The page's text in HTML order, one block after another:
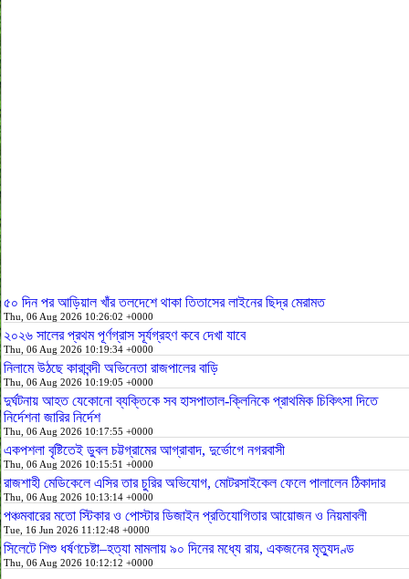
৫০ দিন পর আড়িয়াল খাঁর তলদেশে থাকা তিতাসের লাইনের ছিদ্র মেরামত
Thu, 06 Aug 2026 10:26:02 +0000
২০২৬ সালের প্রথম পূর্ণগ্রাস সূর্যগ্রহণ কবে দেখা যাবে
Thu, 06 Aug 2026 10:19:34 +0000
নিলামে উঠছে কারাবন্দী অভিনেতা রাজপালের বাড়ি
Thu, 06 Aug 2026 10:19:05 +0000
দুর্ঘটনায় আহত যেকোনো ব্যক্তিকে সব হাসপাতাল-ক্লিনিকে প্রাথমিক চিকিৎসা দিতে
নির্দেশনা জারির নির্দেশ
Thu, 06 Aug 2026 10:17:55 +0000
একপশলা বৃষ্টিতেই ডুবল চট্টগ্রামের আগ্রাবাদ, দুর্ভোগে নগরবাসী
Thu, 06 Aug 2026 10:15:51 +0000
রাজশাহী মেডিকেলে এসির তার চুরির অভিযোগ, মোটরসাইকেল ফেলে পালালেন ঠিকাদার
Thu, 06 Aug 2026 10:13:14 +0000
পঞ্চমবারের মতো স্টিকার ও পোস্টার ডিজাইন প্রতিযোগিতার আয়োজন ও নিয়মাবলী
Tue, 16 Jun 2026 11:12:48 +0000
সিলেটে শিশু ধর্ষণচেষ্টা–হত্যা মামলায় ৯০ দিনের মধ্যে রায়, একজনের মৃত্যুদণ্ড
Thu, 06 Aug 2026 10:12:12 +0000